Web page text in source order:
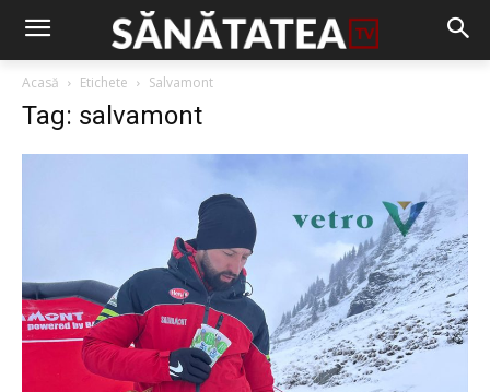
Acasă Etichete Salvamont
Tag: salvamont